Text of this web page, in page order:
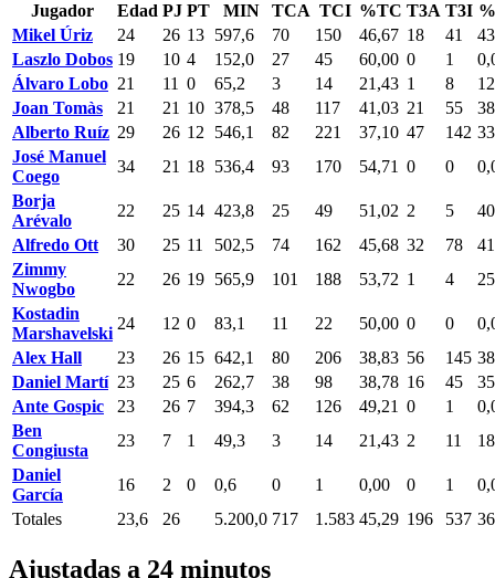
Jugador Edad PJ PT MIN TCA TCI %TC T3A T3I
Mikel Úriz
24 26 13 597,6 70 150 46,67 18 41
Laszlo Dobos 19 10 4 152,0 27 45 60,00 0 1
Álvaro Lobo 21 11 0 65,2 3 14 21,43 1 8
Joan Tomàs
21 21 10 378,5 48 117 41,03 21 55
Alberto Ruíz 29 26 12 546,1 82 221 37,10 47 142
José Manuel
Coego
34 21 18 536,4 93 170 54,71 0 0
Borja
Arévalo
22 25 14 423,8 25 49 51,02 2 5
Alfredo Ott
30 25 11 502,5 74 162 45,68 32 78
Zimmy
Nwogbo
22 26 19 565,9 101 188 53,72 1 4
Kostadin
Marshavelski
24 12 0 83,1 11 22 50,00 0 0
Alex Hall
23 26 15 642,1 80 206 38,83 56 145
Daniel Martí 23 25 6 262,7 38 98 38,78 16 45
Ante Gospic
23 26 7 394,3 62 126 49,21 0 1
Ben
Congiusta
23 7 1 49,3 3 14 21,43 2 11
Daniel
García
16 2 0 0,6 0 1 0,00 0 1
Totales
23,6 26 5.200,0 717 1.583 45,29 196 537
Ajustadas a 24 minutos